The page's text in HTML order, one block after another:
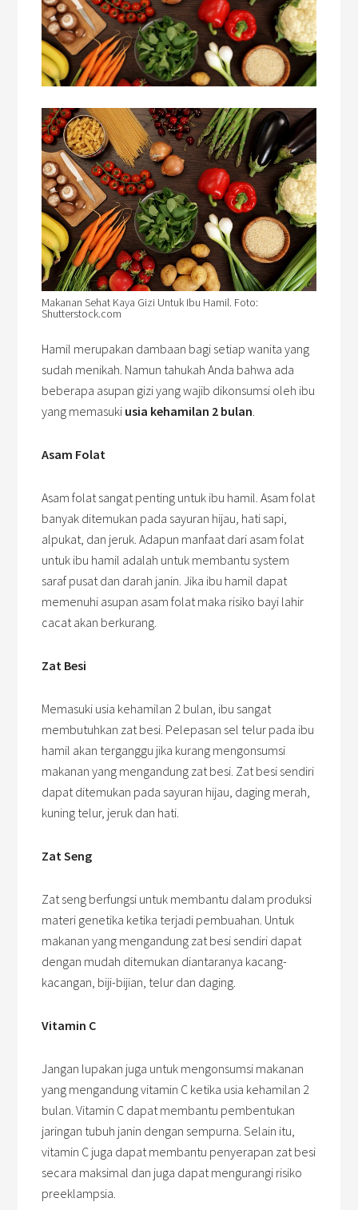
Makanan Sehat Kaya Gizi Untuk Ibu Hamil. Foto:
Shutterstock.com
Hamil merupakan dambaan bagi setiap wanita yang
sudah menikah. Namun tahukah Anda bahwa ada
beberapa asupan gizi yang wajib dikonsumsi oleh ibu
yang memasuki usia kehamilan 2 bulan
Asam Folat
Asam folat sangat penting untuk ibu hamil. Asam folat
banyak ditemukan pada sayuran hijau, hati sapi,
alpukat, dan jeruk. Adapun manfaat dari asam folat
untuk ibu hamil adalah untuk membantu system
saraf pusat dan darah janin. Jika ibu hamil dapat
memenuhi asupan asam folat maka risiko bayi lahir
cacat akan berkurang.
Zat Besi
Memasuki usia kehamilan 2 bulan, ibu sangat
membutuhkan zat besi. Pelepasan sel telur pada ibu
hamil akan terganggu jika kurang mengonsumsi
makanan yang mengandung zat besi. Zat besi sendiri
dapat ditemukan pada sayuran hijau, daging merah,
kuning telur, jeruk dan hati.
Zat Seng
Zat seng berfungsi untuk membantu dalam produksi
materi genetika ketika terjadi pembuahan. Untuk
makanan yang mengandung zat besi sendiri dapat
dengan mudah ditemukan diantaranya kacang-
kacangan, biji-bijian, telur dan daging.
Vitamin C
Jangan lupakan juga untuk mengonsumsi makanan
yang mengandung vitamin C ketika usia kehamilan 2
bulan. Vitamin C dapat membantu pembentukan
jaringan tubuh janin dengan sempurna. Selain itu,
vitamin C juga dapat membantu penyerapan zat besi
secara maksimal dan juga dapat mengurangi risiko
preeklampsia.